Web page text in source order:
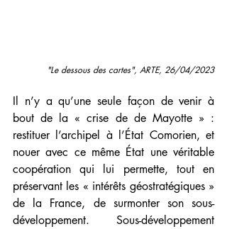
"Le dessous des cartes", ARTE, 26/04/2023
Il n’y a qu’une seule façon de venir à
bout de la « crise de de Mayotte » :
restituer l’archipel à l’État Comorien, et
nouer avec ce même État une véritable
coopération qui lui permette, tout en
préservant les « intérêts géostratégiques »
de la France, de surmonter son sous-
développement. Sous-développement